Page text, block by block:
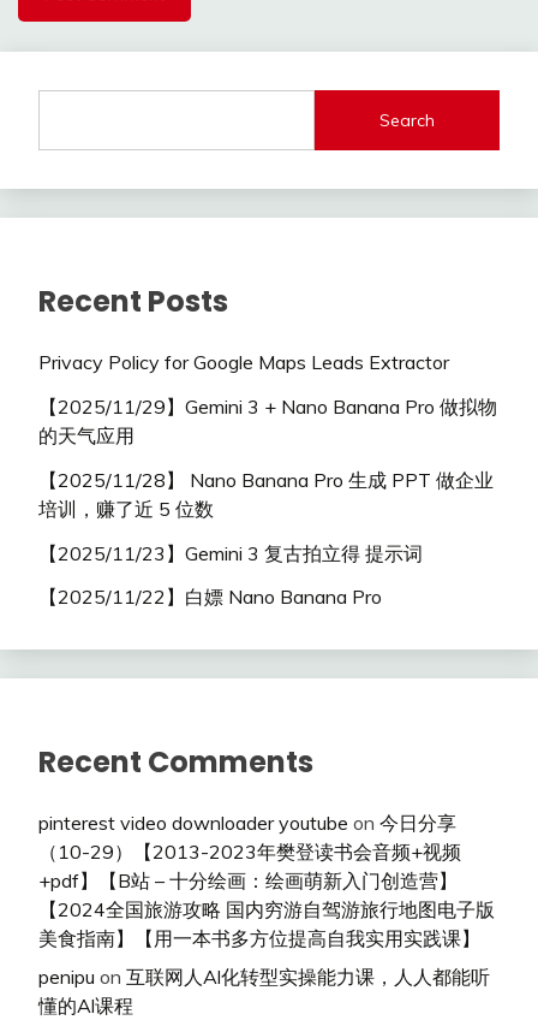
Search
Recent Posts
Privacy Policy for Google Maps Leads Extractor
【2025/11/29】Gemini 3 + Nano Banana Pro 做拟物
的天气应用
【2025/11/28】 Nano Banana Pro 生成 PPT 做企业
培训，赚了近 5 位数
【2025/11/23】Gemini 3 复古拍立得 提示词
【2025/11/22】白嫖 Nano Banana Pro
Recent Comments
pinterest video downloader youtube on 今日分享
（10-29）【2013-2023年樊登读书会音频+视频
+pdf】【B站 – 十分绘画：绘画萌新入门创造营】
【2024全国旅游攻略 国内穷游自驾游旅行地图电子版
美食指南】【用一本书多方位提高自我实用实践课】
penipu on 互联网人Al化转型实操能力课，人人都能听
懂的Al课程